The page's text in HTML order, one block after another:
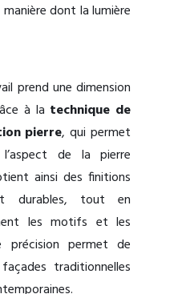
dont la lumière
prend une dimension
à la technique de
pierre, qui permet
de la pierre
ainsi des finitions
durables, tout en
les motifs et les
précision permet de
traditionnelles